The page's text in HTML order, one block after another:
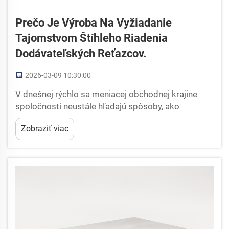
Prečo Je Výroba Na Vyžiadanie
Tajomstvom Štíhleho Riadenia
Dodávateľských Reťazcov.
2026-03-09 10:30:00
V dnešnej rýchlo sa meniacej obchodnej krajine
spoločnosti neustále hľadajú spôsoby, ako
optimalizovať svoje operácie a znížiť neefektívnosti.
Tradičný výrobný model hromadnej výroby a
skladovania zásob sa stáva čoraz viac...
Zobraziť viac